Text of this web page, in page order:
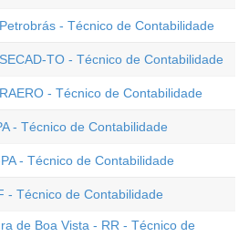
- Técnico de Contabilidade
TO - Técnico de Contabilidade
- Técnico de Contabilidade
- Técnico de Contabilidade
- Técnico de Contabilidade
- Técnico de Contabilidade
de Boa Vista - RR - Técnico de